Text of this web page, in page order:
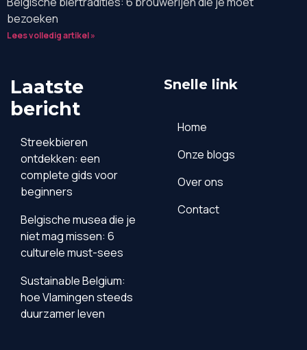
bezoeken
Lees volledig artikel »
Laatste
bericht
Streekbieren
ontdekken: een
complete gids voor
beginners
Belgische musea die je
niet mag missen: 6
culturele must-sees
Sustainable Belgium:
hoe Vlamingen steeds
duurzamer leven
Snelle link
Home
Onze blogs
Over ons
Contact